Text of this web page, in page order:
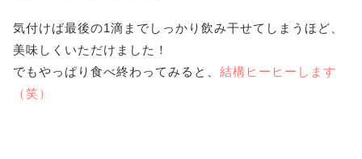
気付けば最後の1滴までしっかり飲み干せてしまうほど、
美味しくいただけました！
でもやっぱり食べ終わってみると、 結構ヒーヒーします
（笑）